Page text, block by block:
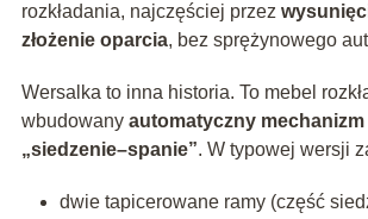
rozkładania, najczęściej przez
złożenie oparcia, bez sprężynowego
Wersalka to inna historia. To mebel
wbudowany automatyczny mechanizm
„siedzenie–spanie”. W typowej wersji
dwie tapicerowane ramy (część